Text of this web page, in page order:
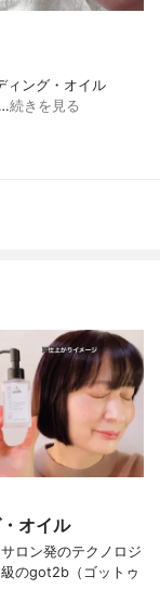
ィング・オイル
続きを見る
オイル
ロン発のテクノロジ
のgot2b（ゴットゥ